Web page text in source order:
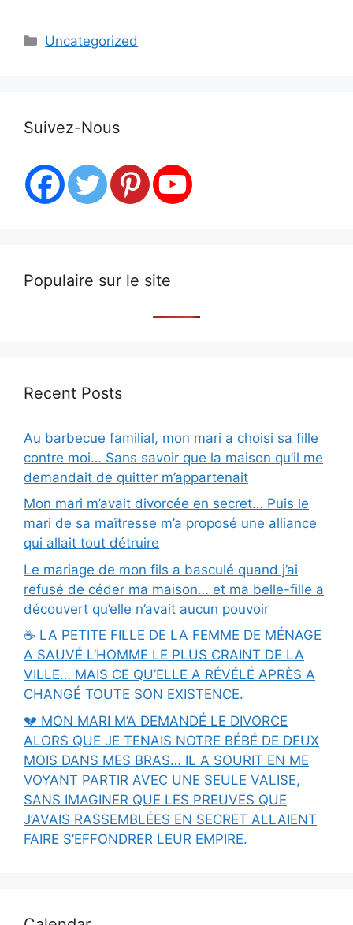
Categories
Uncategorized
Suivez-Nous
Populaire sur le site
Recent Posts
Au barbecue familial, mon mari a choisi sa fille
contre moi… Sans savoir que la maison qu’il me
demandait de quitter m’appartenait
Mon mari m’avait divorcée en secret… Puis le
mari de sa maîtresse m’a proposé une alliance
qui allait tout détruire
Le mariage de mon fils a basculé quand j’ai
refusé de céder ma maison… et ma belle-fille a
découvert qu’elle n’avait aucun pouvoir
☕ LA PETITE FILLE DE LA FEMME DE MÉNAGE
A SAUVÉ L’HOMME LE PLUS CRAINT DE LA
VILLE… MAIS CE QU’ELLE A RÉVÉLÉ APRÈS A
CHANGÉ TOUTE SON EXISTENCE.
💔 MON MARI M’A DEMANDÉ LE DIVORCE
ALORS QUE JE TENAIS NOTRE BÉBÉ DE DEUX
MOIS DANS MES BRAS… IL A SOURIT EN ME
VOYANT PARTIR AVEC UNE SEULE VALISE,
SANS IMAGINER QUE LES PREUVES QUE
J’AVAIS RASSEMBLÉES EN SECRET ALLAIENT
FAIRE S’EFFONDRER LEUR EMPIRE.